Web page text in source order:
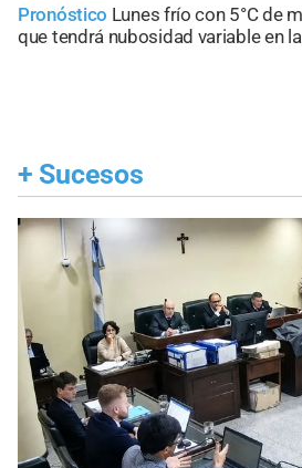
Pronóstico Lunes frío con 5°C de
que tendrá nubosidad variable en
+ Sucesos